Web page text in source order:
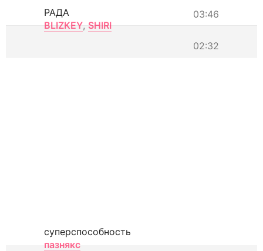
03:46
РАДА
BLIZKEY, SHIRI
02:32
суперспособность
пазнякс